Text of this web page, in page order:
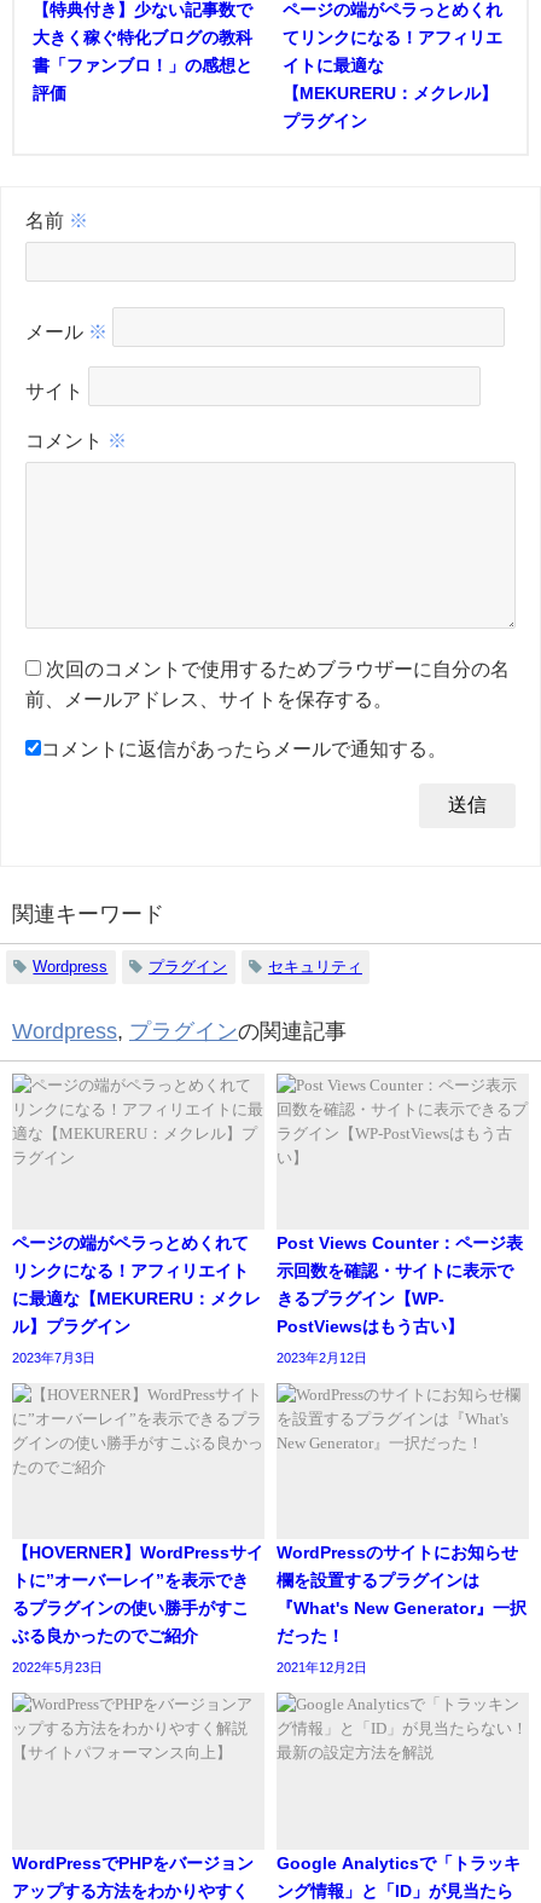
【特典付き】少ない記事数で
大きく稼ぐ特化ブログの教科
書「ファンブロ！」の感想と
評価
ページの端がペラっとめくれ
てリンクになる！アフィリエ
イトに最適な
【MEKURERU：メクレル】
プラグイン
コメント ※
名前 ※
メール ※
サイト
次回のコメントで使用するためブラウザーに自分の名
前、メールアドレス、サイトを保存する。
コメントに返信があったらメールで通知する。
関連キーワード
Wordpress プラグイン セキュリティ
Wordpress, プラグインの関連記事
ページの端がペラっとめくれて
リンクになる！アフィリエイト
に最適な【MEKURERU：メクレ
ル】プラグイン
2023年7月3日
Post Views Counter：ページ表
示回数を確認・サイトに表示で
きるプラグイン【WP-
PostViewsはもう古い】
2023年2月12日
【HOVERNER】WordPressサイ
トに”オーバーレイ”を表示でき
るプラグインの使い勝手がすこ
ぶる良かったのでご紹介
2022年5月23日
WordPressのサイトにお知らせ
欄を設置するプラグインは
『What's New Generator』一択
だった！
2021年12月2日
WordPressでPHPをバージョン
アップする方法をわかりやすく
Google Analyticsで「トラッキ
ング情報」と「ID」が見当たら